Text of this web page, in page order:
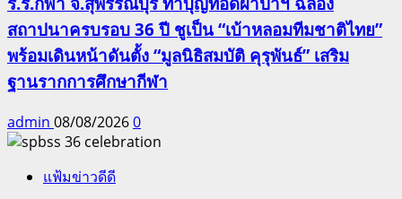
สถาปนาครบรอบ 36 ปี ชูเป็น “เบ้าหลอมทีมชาติไทย”
พร้อมเดินหน้าดันตั้ง “มูลนิธิสมบัติ คุรุพันธ์” เสริม
ฐานรากการศึกษากีฬา
admin 08/08/20260
แฟ้มข่าวดีดี